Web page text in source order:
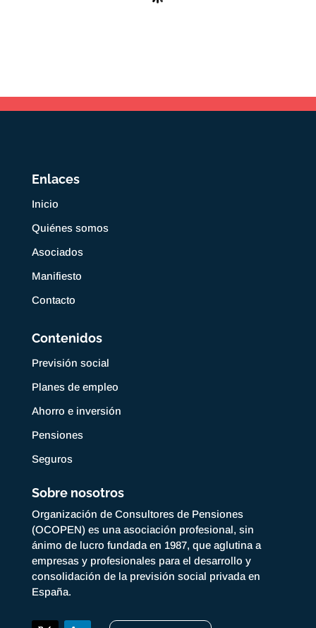
Enlaces
Inicio
Quiénes somos
Asociados
Manifiesto
Contacto
Contenidos
Previsión social
Planes de empleo
Ahorro e inversión
Pensiones
Seguros
Sobre nosotros
Organización de Consultores de Pensiones
(OCOPEN) es una asociación profesional, sin
ánimo de lucro fundada en 1987, que aglutina a
empresas y profesionales para el desarrollo y
consolidación de la previsión social privada en
España.